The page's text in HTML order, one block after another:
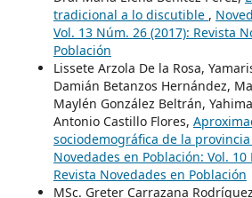
tradicional a lo discutible ,
Vol. 13 Núm. 26 (2017): Revista
Población
Lissete Arzola De la Rosa,
Damián Betanzos Hernández,
Maylén González Beltrán,
Antonio Castillo Flores,
sociodemográfica de la
Novedades en Población: Vol. 10
Revista Novedades en Población
MSc. Greter Carrazana